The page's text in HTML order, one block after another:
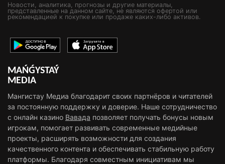
Новости, аналитика, прогнозы и другие материалы,
представленные на данном сайте, не являются офертой или
рекомендацией к покупке или продаже каких-либо активов.
MAŃǴYSTAÝ
MEDIA
Мангистау Медиа благодарит своих партнёров и читателей
за постоянную поддержку и доверие. Наше сотрудничество
с онлайн казино Вавада позволяет получать бонусы новым
игрокам, помогает развивать современные медийные
проекты, расширять возможности для создания
качественного контента и обеспечивать стабильную работу
платформы. Благодаря совместным инициативам мы